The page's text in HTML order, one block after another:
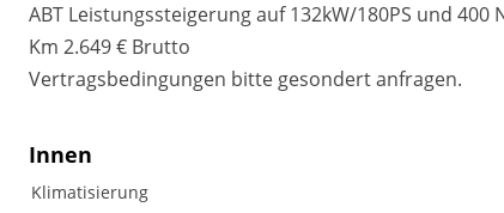
ABT Leistungssteigerung auf 132kW/180PS und
Km 2.649 € Brutto
Vertragsbedingungen bitte gesondert anfragen.
Innen
Klimatisierung